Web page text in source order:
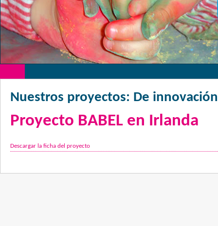
Nuestros proyectos: De innovación
Proyecto BABEL en Irlanda
Descargar la ficha del proyecto